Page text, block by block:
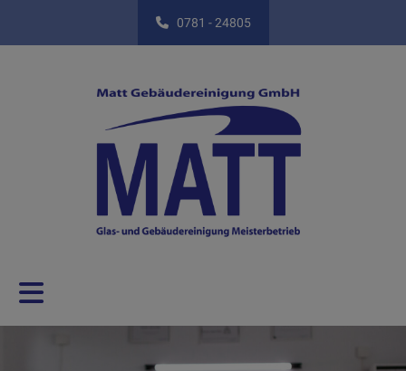
0781 - 24805